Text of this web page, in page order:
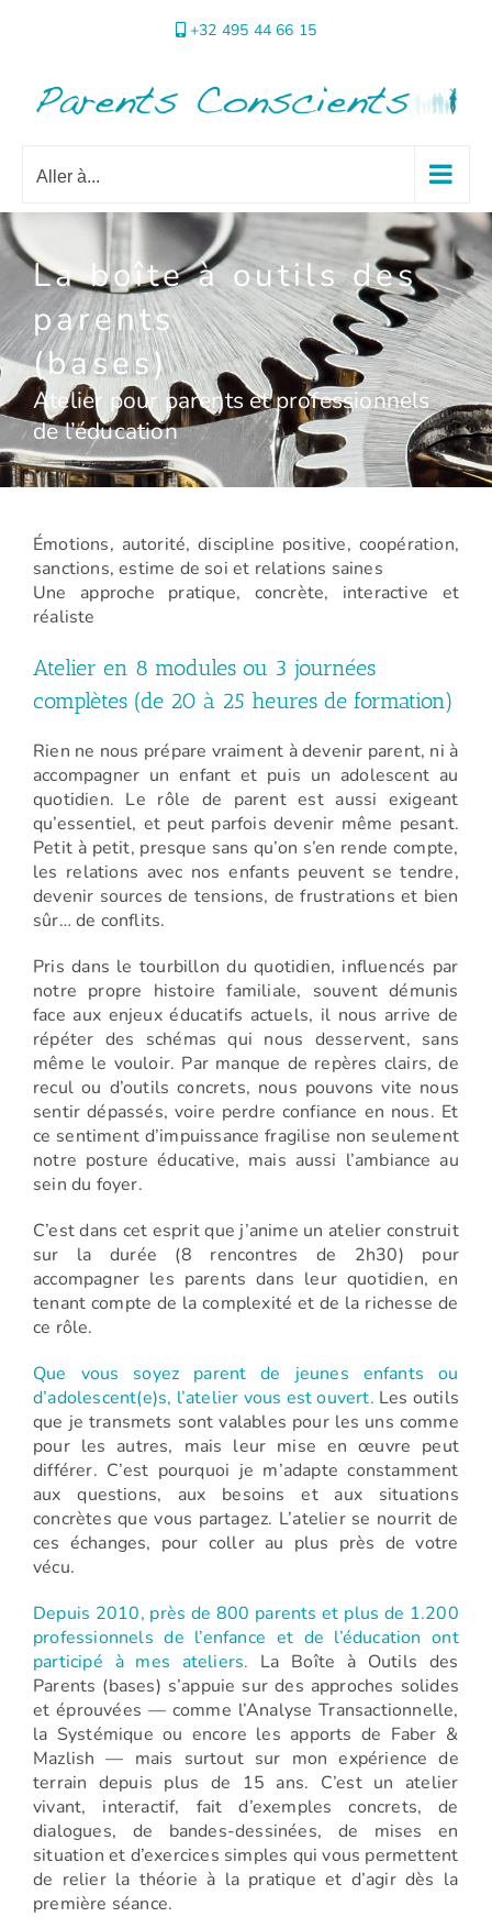
+32 495 44 66 15
Aller à...
La boîte à outils des
parents
(bases)
Atelier pour parents et professionnels
de l’éducation
Émotions, autorité, discipline positive, coopération,
sanctions, estime de soi et relations saines
Une approche pratique, concrète, interactive et
réaliste
Atelier en 8 modules ou 3 journées
complètes (de 20 à 25 heures de formation)
Rien ne nous prépare vraiment à devenir parent, ni à
accompagner un enfant et puis un adolescent au
quotidien. Le rôle de parent est aussi exigeant
qu’essentiel, et peut parfois devenir même pesant.
Petit à petit, presque sans qu’on s’en rende compte,
les relations avec nos enfants peuvent se tendre,
devenir sources de tensions, de frustrations et bien
sûr… de conflits.
Pris dans le tourbillon du quotidien, influencés par
notre propre histoire familiale, souvent démunis
face aux enjeux éducatifs actuels, il nous arrive de
répéter des schémas qui nous desservent, sans
même le vouloir. Par manque de repères clairs, de
recul ou d’outils concrets, nous pouvons vite nous
sentir dépassés, voire perdre confiance en nous. Et
ce sentiment d’impuissance fragilise non seulement
notre posture éducative, mais aussi l’ambiance au
sein du foyer.
C’est dans cet esprit que j’anime un atelier construit
sur la durée (8 rencontres de 2h30) pour
accompagner les parents dans leur quotidien, en
tenant compte de la complexité et de la richesse de
ce rôle.
Que vous soyez parent de jeunes enfants ou
d’adolescent(e)s, l’atelier vous est ouvert. Les outils
que je transmets sont valables pour les uns comme
pour les autres, mais leur mise en œuvre peut
différer. C’est pourquoi je m’adapte constamment
aux questions, aux besoins et aux situations
concrètes que vous partagez. L’atelier se nourrit de
ces échanges, pour coller au plus près de votre
vécu.
Depuis 2010, près de 800 parents et plus de 1.200
professionnels de l’enfance et de l’éducation ont
participé à mes ateliers. La Boîte à Outils des
Parents (bases) s’appuie sur des approches solides
et éprouvées — comme l’Analyse Transactionnelle,
la Systémique ou encore les apports de Faber &
Mazlish — mais surtout sur mon expérience de
terrain depuis plus de 15 ans. C’est un atelier
vivant, interactif, fait d’exemples concrets, de
dialogues, de bandes-dessinées, de mises en
situation et d’exercices simples qui vous permettent
de relier la théorie à la pratique et d’agir dès la
première séance.